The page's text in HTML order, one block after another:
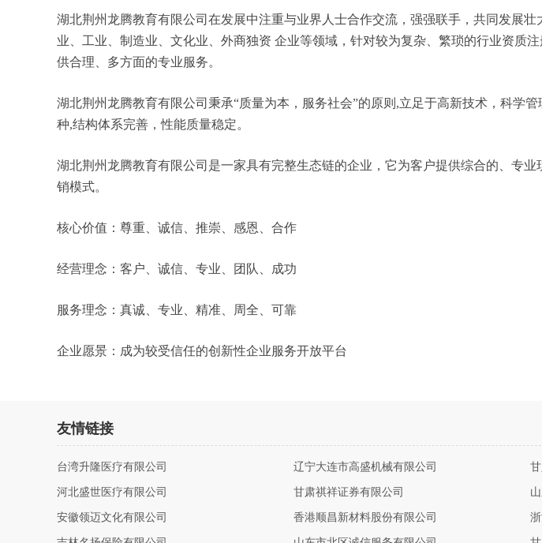
湖北荆州龙腾教育有限公司在发展中注重与业界人士合作交流，强强联手，共同发展
业、工业、制造业、文化业、外商独资 企业等领域，针对较为复杂、繁琐的行业资质
供合理、多方面的专业服务。
湖北荆州龙腾教育有限公司秉承“质量为本，服务社会”的原则,立足于高新技术，科学
种,结构体系完善，性能质量稳定。
湖北荆州龙腾教育有限公司是一家具有完整生态链的企业，它为客户提供综合的、专
销模式。
核心价值：尊重、诚信、推崇、感恩、合作
经营理念：客户、诚信、专业、团队、成功
服务理念：真诚、专业、精准、周全、可靠
企业愿景：成为较受信任的创新性企业服务开放平台
友情链接
台湾升隆医疗有限公司 辽宁大连市高盛机械有限公司
河北盛世医疗有限公司 甘肃祺祥证券有限公司
安徽领迈文化有限公司 香港顺昌新材料股份有限公司